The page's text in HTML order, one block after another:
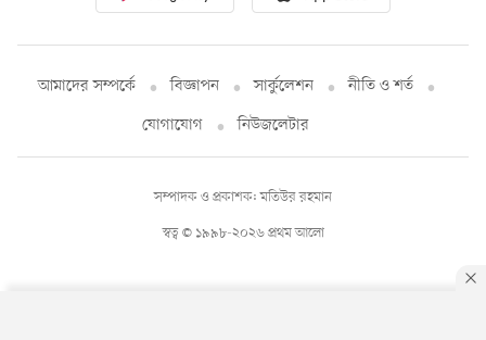
আমাদের সম্পর্কে বিজ্ঞাপন সার্কুলেশন
নীতি ও শর্ত
যোগাযোগ
নিউজলেটার
স্বত্ব © ১৯৯৮-২০২৬ প্রথম আলো
সম্পাদক ও প্রকাশক: মতিউর রহমান